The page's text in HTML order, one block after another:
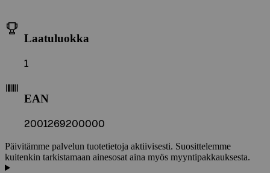
Laatuluokka
1
EAN
2001269200000
Päivitämme palvelun tuotetietoja aktiivisesti. Suosittelemme
kuitenkin tarkistamaan ainesosat aina myös myyntipakkauksesta.